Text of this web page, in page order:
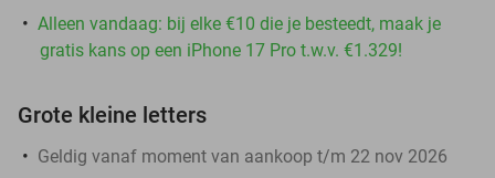
Alleen vandaag: bij elke €10 die je besteedt, maak je
gratis kans op een iPhone 17 Pro t.w.v. €1.329!
Grote kleine letters
Geldig vanaf moment van aankoop t/m 22 nov 2026